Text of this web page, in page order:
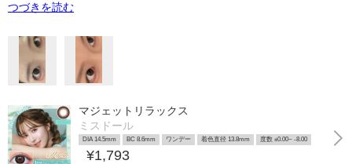
つづきを読む
マジェットリラックス
ミスドール
DIA 14.5mm BC 8.6mm ワンデー 着色直径 13.8mm 度数 ±0.00~ -8.00
¥1,793